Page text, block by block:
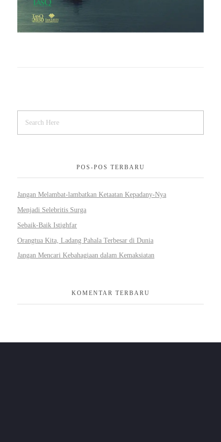
POS-POS TERBARU
Jangan Melambat-lambatkan Ketaatan Kepadany-Nya
Menjadi Selebritis Surga
Sebaik-Baik Istighfar
Orangtua Kita, Ladang Pahala Terbesar di Dunia
Jangan Mencari Kebahagiaan dalam Kemaksiatan
KOMENTAR TERBARU